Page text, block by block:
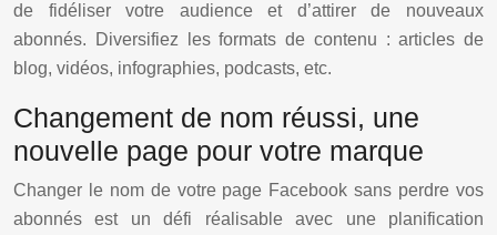
de fidéliser votre audience et d’attirer de nouveaux
abonnés. Diversifiez les formats de contenu : articles de
blog, vidéos, infographies, podcasts, etc.
Changement de nom réussi, une
nouvelle page pour votre marque
Changer le nom de votre page Facebook sans perdre vos
abonnés est un défi réalisable avec une planification